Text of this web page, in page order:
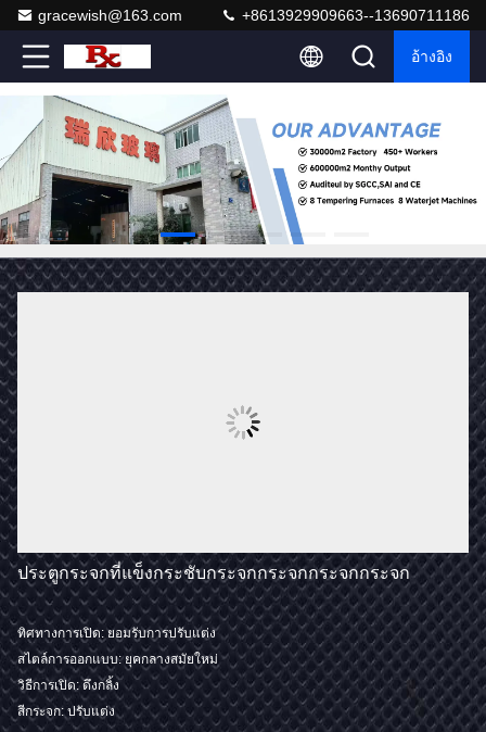
gracewish@163.com +8613929909663--13690711186
อ้างอิง
ประตูกระจกที่แข็งกระชับกระจกกระจกกระจกกระจก
ทิศทางการเปิด: ยอมรับการปรับแต่ง
สไตล์การออกแบบ: ยุคกลางสมัยใหม่
วิธีการเปิด: ดึงกลิ้ง
สีกระจก: ปรับแต่ง